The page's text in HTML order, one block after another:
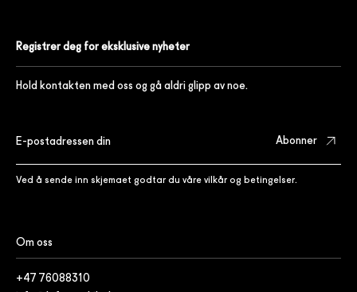
Registrer deg for eksklusive nyheter
Hold kontakten med oss og gå aldri glipp av noe.
Ved å sende inn skjemaet godtar du våre vilkår og betingelser.
Om oss
+47 76088310